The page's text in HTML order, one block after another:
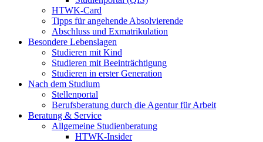
HTWK-Card
Tipps für angehende Absolvierende
Abschluss und Exmatrikulation
Besondere Lebenslagen
Studieren mit Kind
Studieren mit Beeinträchtigung
Studieren in erster Generation
Nach dem Studium
Stellenportal
Berufsberatung durch die Agentur für Arbeit
Beratung & Service
Allgemeine Studienberatung
HTWK-Insider